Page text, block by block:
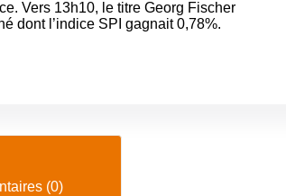
Vers 13h10, le titre Georg Fischer
dont l’indice SPI gagnait 0,78%.
(0)